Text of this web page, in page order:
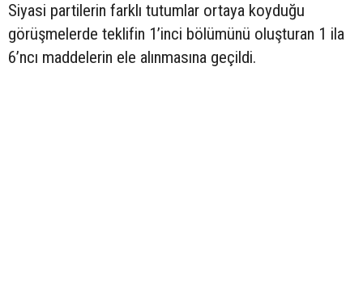
Siyasi partilerin farklı tutumlar ortaya koyduğu
görüşmelerde teklifin 1’inci bölümünü oluşturan 1 ila
6’ncı maddelerin ele alınmasına geçildi.